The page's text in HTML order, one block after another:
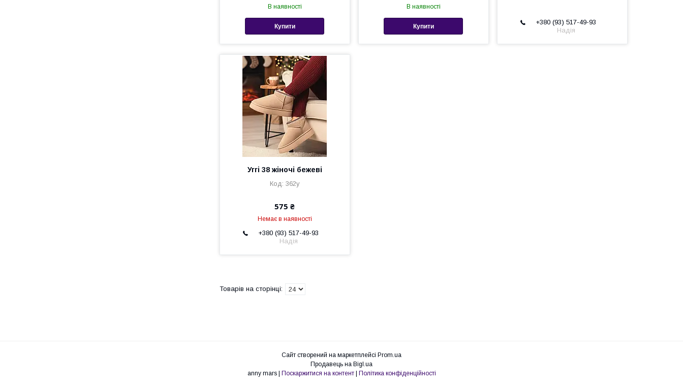
В наявності
Купити
В наявності
Купити
+380 (93) 517-49-93
Надія
Уггі 38 жіночі бежеві
362у
575 ₴
Немає в наявності
+380 (93) 517-49-93
Надія
Сайт створений на маркетплейсі Prom.ua
Продавець на Bigl.ua
Поскаржитися на контент Політика конфіденційності